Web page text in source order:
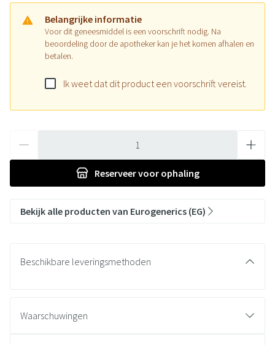
Belangrijke informatie
Voor dit geneesmiddel is een voorschrift nodig. Na
beoordeling door de apotheker kan je het komen afhalen en
betalen.
Ik weet dat dit product een voorschrift vereist.
Reserveervoor ophaling
Bekijk alle producten van Eurogenerics (EG)
Beschikbare leveringsmethoden
Waarschuwingen